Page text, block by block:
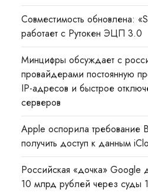
Совместимость обновлена:
работает с Рутокен ЭЦП 3.0
Минцифры обсуждает с
провайдерами постоянную
IP-адресов и быстрое
серверов
Apple оспорила требование
получить доступ к данным
Российская «дочка» Google
10 млрд рублей через суды